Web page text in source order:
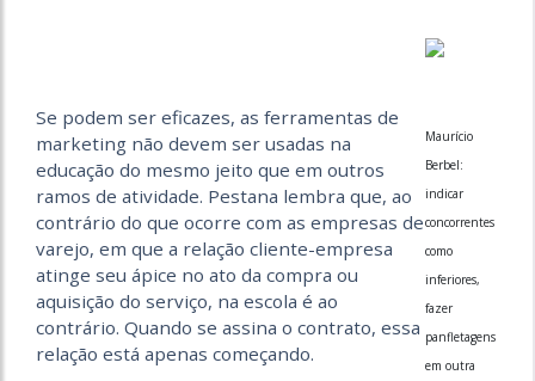
Maurício
Berbel:
indicar
concorrentes
como
inferiores,
fazer
panfletagens
em outra
Se podem ser eficazes, as ferramentas de
marketing não devem ser usadas na
educação do mesmo jeito que em outros
ramos de atividade. Pestana lembra que, ao
contrário do que ocorre com as empresas de
varejo, em que a relação cliente-empresa
atinge seu ápice no ato da compra ou
aquisição do serviço, na escola é ao
contrário. Quando se assina o contrato, essa
relação está apenas começando.